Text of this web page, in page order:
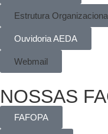
Estrutura
Ouvidoria AEDA
Webmail
NOSSAS
FAFOPA